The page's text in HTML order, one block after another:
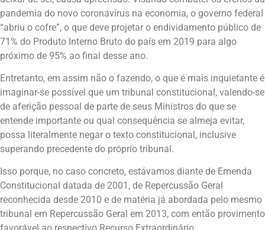
pandemia do novo coronavírus na economia, o governo federal
“abriu o cofre”, o que deve projetar o endividamento público de
71% do Produto Interno Bruto do país em 2019 para algo
próximo de 95% ao final desse ano.
Entretanto, em assim não o fazendo, o que é mais inquietante é
imaginar-se possível que um tribunal constitucional, valendo-se
de aferição pessoal de parte de seus Ministros do que se
entende importante ou qual consequência se almeja evitar,
possa literalmente negar o texto constitucional, inclusive
superando precedente do próprio tribunal.
Isso porque, no caso concreto, estávamos diante de Emenda
Constitucional datada de 2001, de Repercussão Geral
reconhecida desde 2010 e de matéria já abordada pelo mesmo
tribunal em Repercussão Geral em 2013, com então provimento